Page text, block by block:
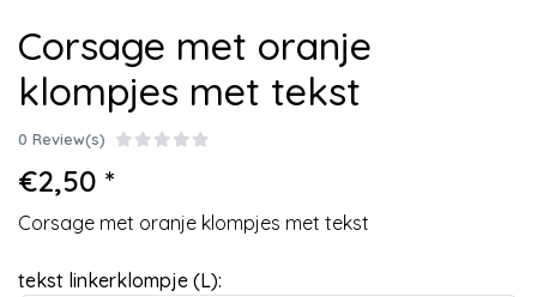
Corsage met oranje
klompjes met tekst
0 Review(s)
€2,50 *
Corsage met oranje klompjes met tekst
tekst linkerklompje (L):